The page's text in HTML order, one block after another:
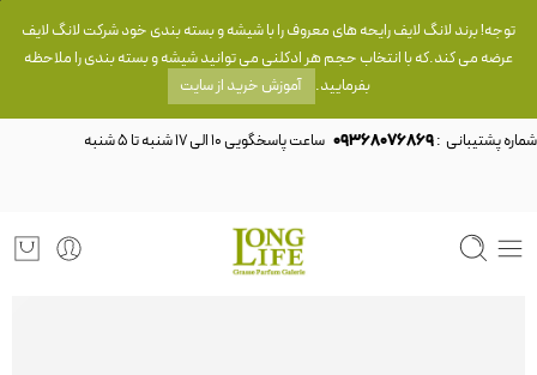
توجه! برند لانگ لایف رایحه های معروف را با شیشه و بسته بندی خود شرکت لانگ لایف
عرضه می کند.که با انتخاب حجم هر ادکلنی می توانید شیشه و بسته بندی را ملاحظه
بفرمایید. آموزش خرید از سایت
شماره پشتیبانی :09368076869